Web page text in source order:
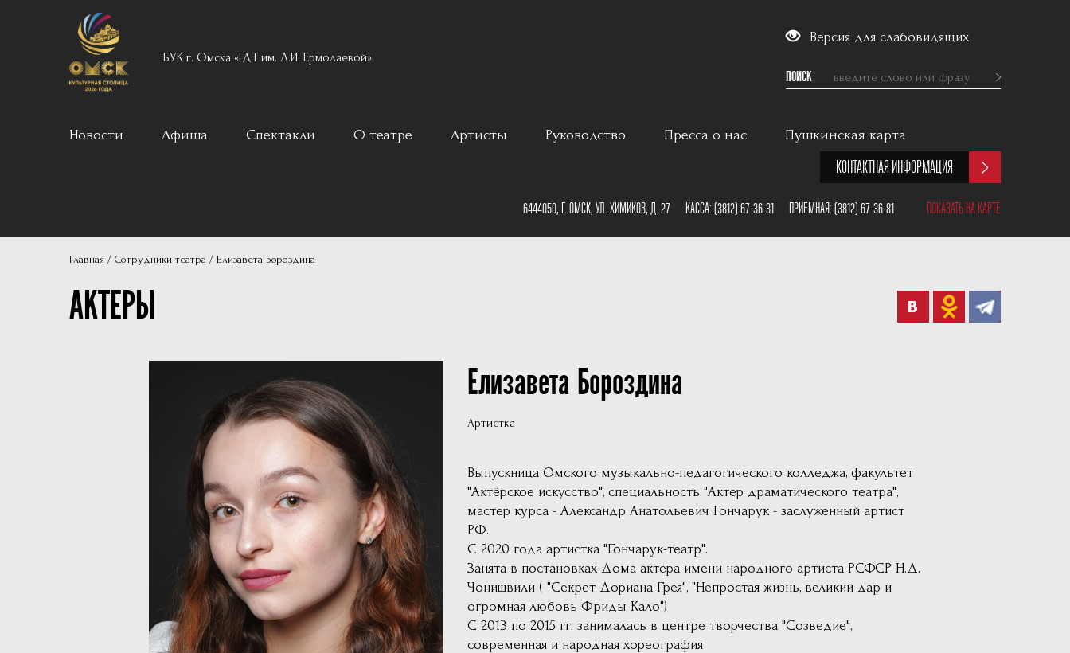
БУК г. Омска «ГДТ им. Л.И. Ермолаевой»
Версия для слабовидящих
ПОИСК
Новости Афиша Спектакли О театре
Учредители
Нам 30 лет
Артисты Руководство Пресса о нас Пушкинская карта
КОНТАКТНАЯ ИНФОРМАЦИЯ
6444050, Г. ОМСК, УЛ. ХИМИКОВ, Д. 27 КАССА:(3812) 67-36-31 ПРИЕМНАЯ:(3812) 67-36-81 ПОКАЗАТЬ НА КАРТЕ
Главная Сотрудники театра Елизавета Бороздина
АКТЕРЫ
Елизавета Бороздина
Артистка
Выпускница Омского музыкально-педагогического колледжа, факультет
"Актёрское искусство", специальность "Актер драматического театра",
мастер курса - Александр Анатольевич Гончарук - заслуженный артист
РФ.
С 2020 года артистка "Гончарук-театр".
Занята в постановках Дома актёра имени народного артиста РСФСР Н.Д.
Чонишвили ( "Секрет Дориана Грея", "Непростая жизнь, великий дар и
огромная любовь Фриды Кало")
С 2013 по 2015 гг. занималась в центре творчества "Созведие",
современная и народная хореография